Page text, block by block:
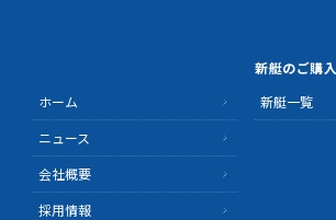
ホーム
ニュース
会社概要
採用情報
新艇のご購入
新艇一覧